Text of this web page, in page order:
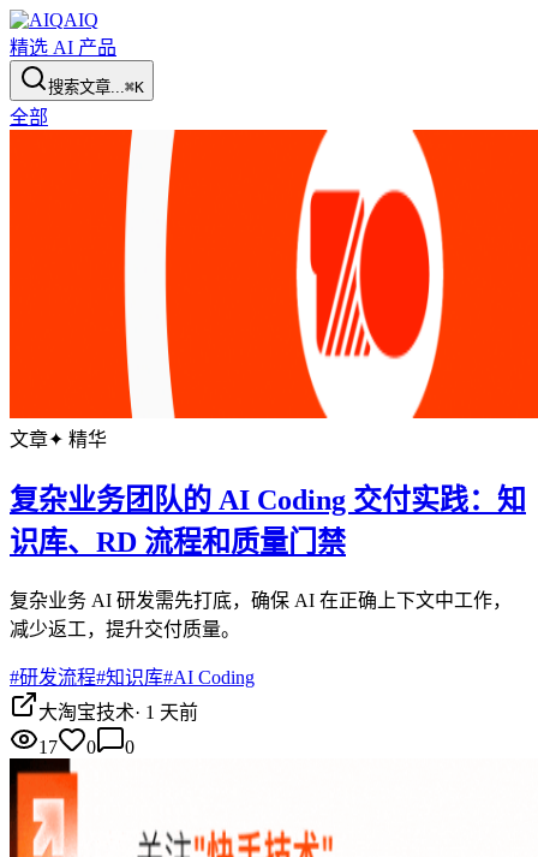
AIQ
精选 AI 产品
搜索文章...⌘K
全部
文章✦ 精华
复杂业务团队的 AI Coding 交付实践：知
识库、RD 流程和质量门禁
复杂业务 AI 研发需先打底，确保 AI 在正确上下文中工作，
减少返工，提升交付质量。
#研发流程#知识库#AI Coding
大淘宝技术· 1 天前
17
0 0